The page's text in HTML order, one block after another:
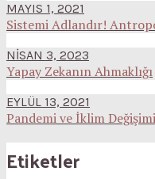
MAYIS 1, 2021
Sistemi Adlandır!
NISAN 3, 2023
Yapay Zekanın Ahmaklığı
EYLÜL 13, 2021
Pandemi ve İklim
Etiketler